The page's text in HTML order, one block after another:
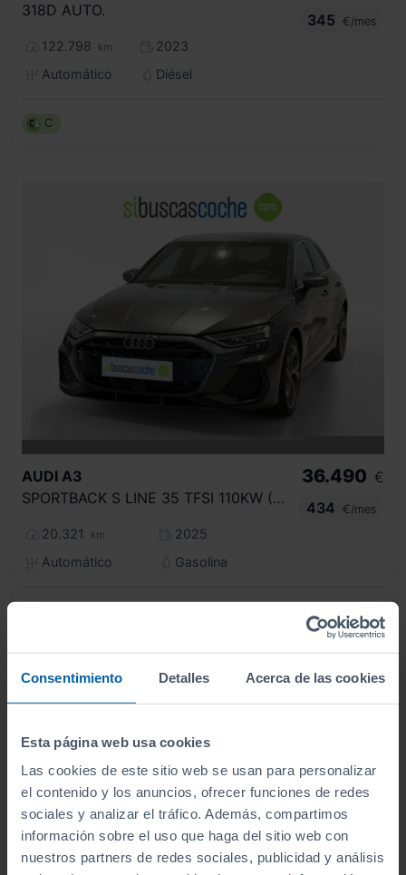
Consentimiento Detalles Acerca de las cookies
Esta página web usa cookies
Las cookies de este sitio web se usan para personalizar
el contenido y los anuncios, ofrecer funciones de redes
sociales y analizar el tráfico. Además, compartimos
información sobre el uso que haga del sitio web con
nuestros partners de redes sociales, publicidad y análisis
318D AUTO.
122.798 km
2023
Automático
Diésel
345
€/mes
C
AUDI A3
SPORTBACK S LINE 35 TFSI 110KW (150CV)
20.321 km
2025
Automático
Gasolina
36.490 €
434
€/mes